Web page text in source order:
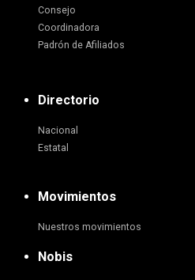
Consejo
Coordinadora
Padrón de Afiliados
Directorio
Nacional
Estatal
Movimientos
Nuestros movimientos
Nobis